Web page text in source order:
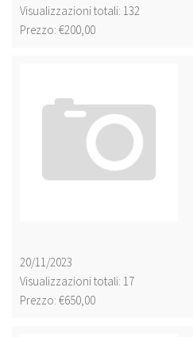
Visualizzazioni totali: 132
Prezzo: €200,00
20/11/2023
Visualizzazioni totali: 17
Prezzo: €650,00